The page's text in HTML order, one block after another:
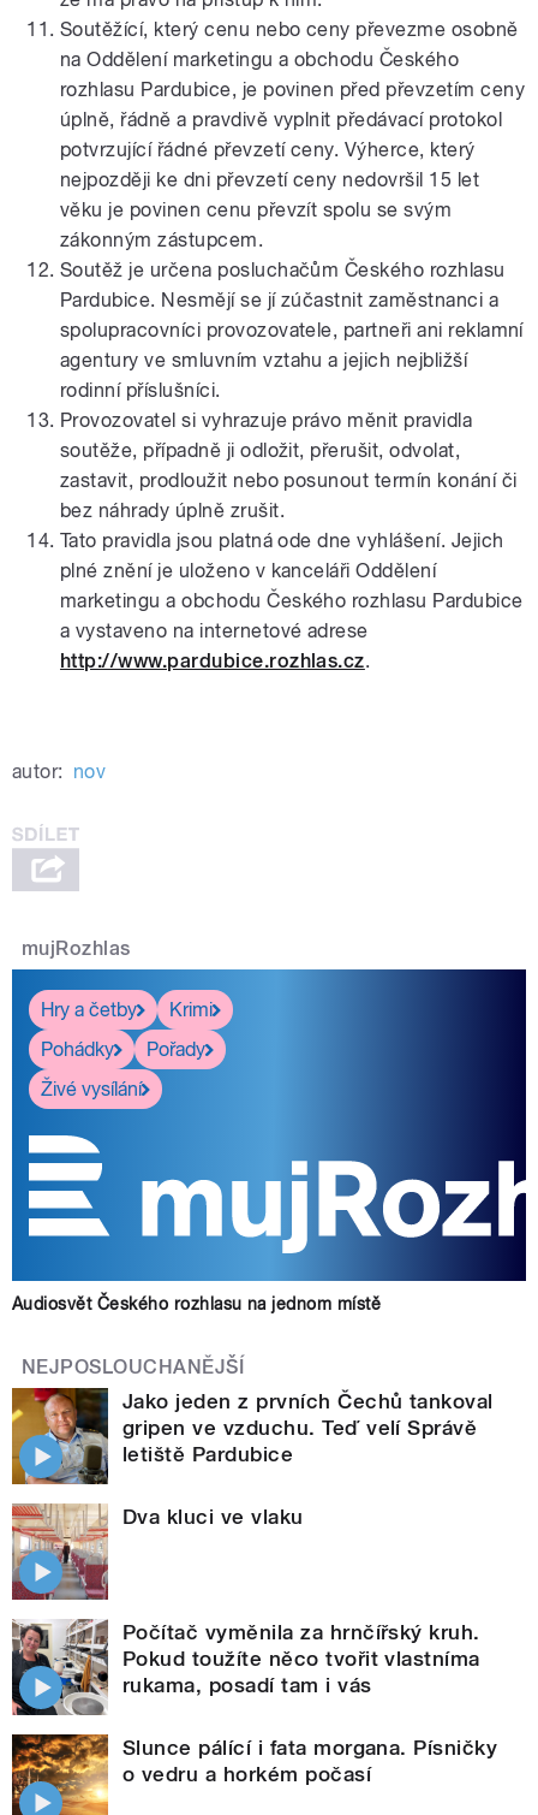
Soutěžící, který cenu nebo ceny převezme osobně
na Oddělení marketingu a obchodu Českého
rozhlasu Pardubice, je povinen před převzetím ceny
úplně, řádně a pravdivě vyplnit předávací protokol
potvrzující řádné převzetí ceny. Výherce, který
nejpozději ke dni převzetí ceny nedovršil 15 let
věku je povinen cenu převzít spolu se svým
zákonným zástupcem.
Soutěž je určena posluchačům Českého rozhlasu
Pardubice. Nesmějí se jí zúčastnit zaměstnanci a
spolupracovníci provozovatele, partneři ani reklamní
agentury ve smluvním vztahu a jejich nejbližší
rodinní příslušníci.
Provozovatel si vyhrazuje právo měnit pravidla
soutěže, případně ji odložit, přerušit, odvolat,
zastavit, prodloužit nebo posunout termín konání či
bez náhrady úplně zrušit.
Tato pravidla jsou platná ode dne vyhlášení. Jejich
plné znění je uloženo v kanceláři Oddělení
marketingu a obchodu Českého rozhlasu Pardubice
a vystaveno na internetové adrese
http://www.pardubice.rozhlas.cz.
autor: nov
mujRozhlas
Hry a četby
Krimi
Pohádky
Pořady
Živé vysílání
Audiosvět Českého rozhlasu na jednom místě
NEJPOSLOUCHANĚJŠÍ
Jako jeden z prvních Čechů tankoval
gripen ve vzduchu. Teď velí Správě
letiště Pardubice
Dva kluci ve vlaku
Počítač vyměnila za hrnčířský kruh.
Pokud toužíte něco tvořit vlastníma
rukama, posadí tam i vás
Slunce pálící i fata morgana. Písničky
o vedru a horkém počasí